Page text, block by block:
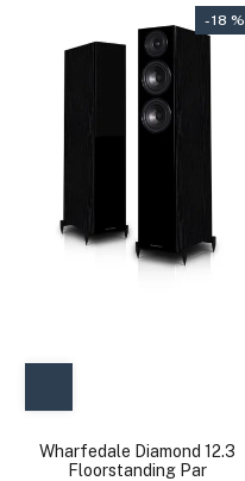
- 18 %
Wharfedale Diamond 12.3
Floorstanding Par